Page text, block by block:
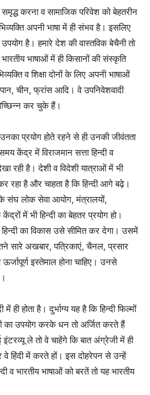
करना व सामाजिक परिवेश को बेहतरीन
अपनी भाषा में ही संभव है। इसलिए
है। हमारे देश की वास्तविक बेचैनी तो
भाषाओं में ही किसानों की संस्कृति
व शिक्षा दोनों के लिए अपनी भाषाओं
चीन, फ्रांस आदि। वे उपनिवेशवादी
कर चुके हैं।
प्रयोग होते रहने से ही उनकी जीवंतता
केंद्र में विराजमान सत्ता हिन्दी व
रही है। देशी व विदेशी यात्राओं में भी
कर रहा है और चाहता है कि हिन्दी आगे बढ़े।
लोक सेवा आयोग, मंत्रालयों,
में भी हिन्दी का बेहतर प्रयोग हो।
का विकास उसे सीमित कर देगा। उसमें
सारे अखबार, पत्रिकाएं, चैनल, प्रसार
इस्तेमाल होना चाहिए। उनसे
ही होता है। दुर्भाग्य यह है कि हिन्दी फिल्मों
का उपयोग करके धन तो अर्जित करते हैं
ले तो वे चाहेंगे कि बात अंग्रेजी में ही
वे हिंदी में करते हों। इस दोहरेपन से उन्हें
व भारतीय भाषाओं को बरतें तो यह भारतीय